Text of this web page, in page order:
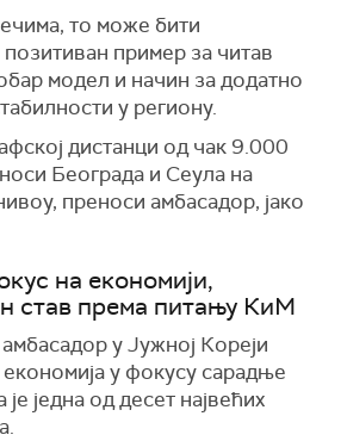
то може бити
пример за читав
модел и начин за додатно
у региону.
дистанци од чак 9.000
Београда и Сеула на
преноси амбасадор, јако
на економији,
став према питању КиМ
у Јужној Кореји
у фокусу сарадње
једна од десет највећих